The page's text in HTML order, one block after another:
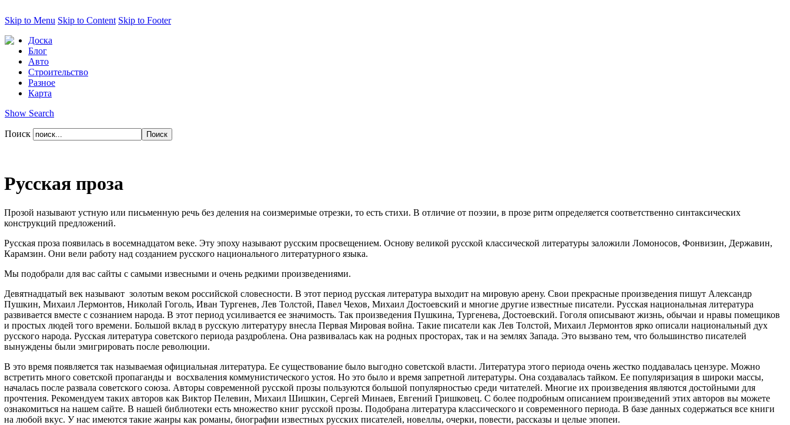
Skip to Menu Skip to Content Skip to Footer
Доска
Блог
Авто
Строительство
Разное
Карта
Show Search
Поиск
Русская проза
Прозой называют устную или письменную речь без деления на соизмеримые отрезки, то есть стихи. В отличие от поэзии, в прозе ритм определяется соответственно синтаксических
конструкций предложений.
Русская проза появилась в восемнадцатом веке. Эту эпоху называют русским просвещением. Основу великой русской классической литературы заложили Ломоносов, Фонвизин, Державин,
Карамзин. Они вели работу над созданием русского национального литературного языка.
Мы подобрали для вас сайты с самыми извесными и очень редкими произведениями.
Девятнадцатый век называют золотым веком российской словесности. В этот период русская литература выходит на мировую арену. Свои прекрасные произведения пишут Александр
Пушкин, Михаил Лермонтов, Николай Гоголь, Иван Тургенев, Лев Толстой, Павел Чехов, Михаил Достоевский и многие другие известные писатели. Русская национальная литература
развивается вместе с сознанием народа. В этот период усиливается ее значимость. Так произведения Пушкина, Тургенева, Достоевский. Гоголя описывают жизнь, обычаи и нравы помещиков
и простых людей того времени. Большой вклад в русскую литературу внесла Первая Мировая война. Такие писатели как Лев Толстой, Михаил Лермонтов ярко описали национальный дух
русского народа. Русская литература советского периода раздроблена. Она развивалась как на родных просторах, так и на землях Запада. Это вызвано тем, что большинство писателей
вынуждены были эмигрировать после революции.
В это время появляется так называемая официальная литература. Ее существование было выгодно советской власти. Литература этого периода очень жестко поддавалась цензуре. Можно
встретить много советской пропаганды и восхваления коммунистического устоя. Но это было и время запретной литературы. Она создавалась тайком. Ее популяризация в широки массы,
началась после развала советского союза. Авторы современной русской прозы пользуются большой популярностью среди читателей. Многие их произведения являются достойными для
прочтения. Рекомендуем таких авторов как Виктор Пелевин, Михаил Шишкин, Сергей Минаев, Евгений Гришковец. С более подробным описанием произведений этих авторов вы можете
ознакомиться на нашем сайте. В нашей библиотеки есть множество книг русской прозы. Подобрана литература классического и современного периода. В базе данных содержаться все книги
на любой вкус. У нас имеются такие жанры как романы, биографии известных русских писателей, новеллы, очерки, повести, рассказы и целые эпопеи.